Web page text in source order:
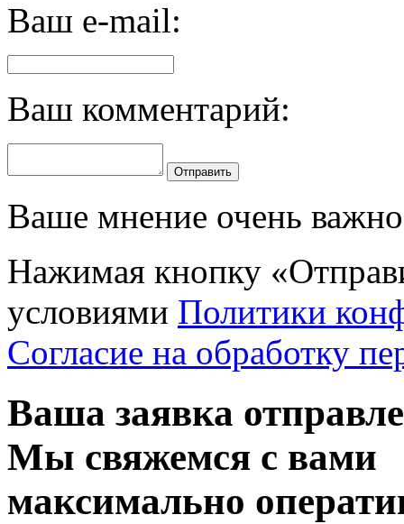
Ваш e-mail:
Ваш комментарий:
Отправить
Ваше мнение очень
Нажимая кнопку
условиями Политики
Согласие на обработку
Ваша заявка
Мы свяжемся с вами
максимально